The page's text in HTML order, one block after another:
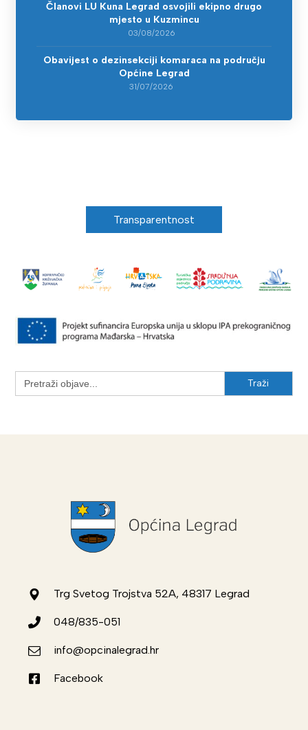
Članovi LU Kuna Legrad osvojili ekipno drugo
mjesto u Kuzmincu
03/08/2026
Obavijest o dezinsekciji komaraca na području
Općine Legrad
31/07/2026
Transparentnost
Search
for:
Trg Svetog Trojstva 52A, 48317 Legrad
048/835-051
info@opcinalegrad.hr
Facebook